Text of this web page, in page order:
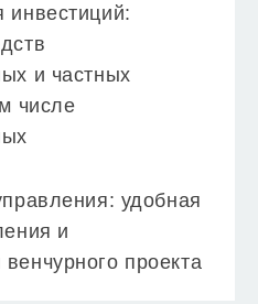
инвестиций:
и частных
числе
удобная
и
проекта